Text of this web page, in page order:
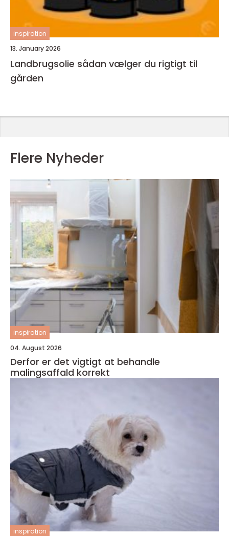
inspiration
13. January 2026
Landbrugsolie sådan vælger du rigtigt til
gården
Flere Nyheder
inspiration
04. August 2026
Derfor er det vigtigt at behandle
malingsaffald korrekt
inspiration